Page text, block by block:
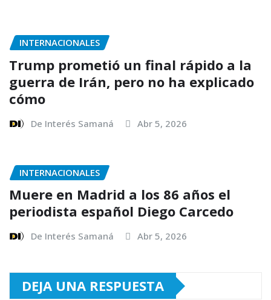
INTERNACIONALES
Trump prometió un final rápido a la
guerra de Irán, pero no ha explicado
cómo
De Interés Samaná Abr 5, 2026
INTERNACIONALES
Muere en Madrid a los 86 años el
periodista español Diego Carcedo
De Interés Samaná Abr 5, 2026
DEJA UNA RESPUESTA